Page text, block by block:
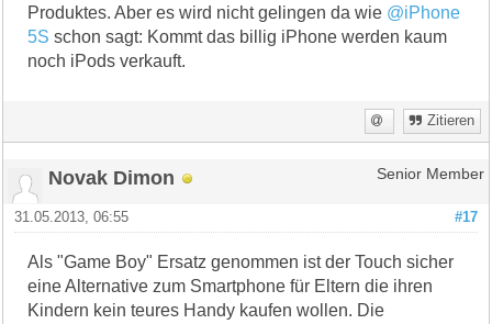
Produktes. Aber es wird nicht gelingen da wie @iPhone
5S schon sagt: Kommt das billig iPhone werden kaum
noch iPods verkauft.
Zitieren
Novak Dimon Senior Member
#17
31.05.2013, 06:55
Als "Game Boy" Ersatz genommen ist der Touch sicher
eine Alternative zum Smartphone für Eltern die ihren
Kindern kein teures Handy kaufen wollen. Die